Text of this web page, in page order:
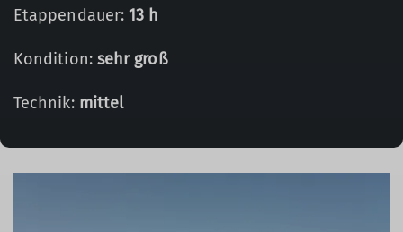
Etappendauer:13 h
Kondition: sehr groß
Technik: mittel